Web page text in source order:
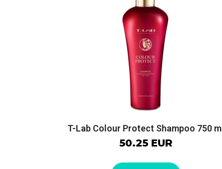
T-Lab Colour Protect Shampoo 750 ml
50.25 EUR